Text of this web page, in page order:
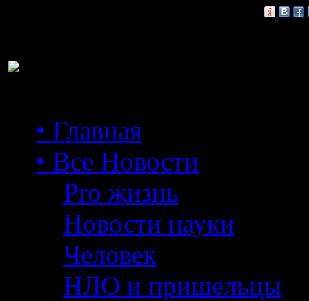
• Главная
• Все Новости
Pro жизнь
Новости науки
Человек
НЛО и пришельцы